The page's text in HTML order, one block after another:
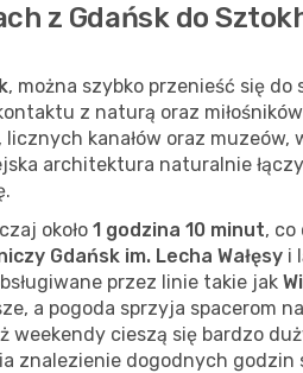
z Gdańsk do
, można szybko przenieść się
z naturą oraz
, licznych kanałów oraz
architektura naturalnie
około 1 godzina 10 minut,
Gdańsk im. Lecha Wałęsy i
przez linie takie jak
a pogoda sprzyja
weekendy cieszą się bardzo
znalezienie dogodnych godzin